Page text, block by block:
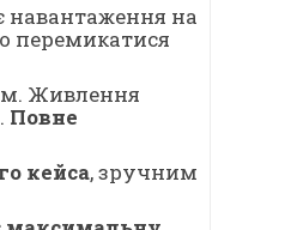
на
перемикатися
Живлення
Повне
кейса, зручним